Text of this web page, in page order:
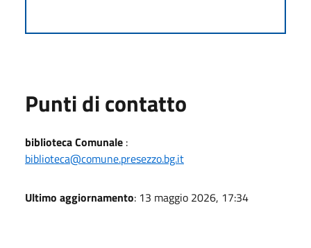
Punti di contatto
biblioteca Comunale :
biblioteca@comune.presezzo.bg.it
Ultimo aggiornamento: 13 maggio 2026, 17:34